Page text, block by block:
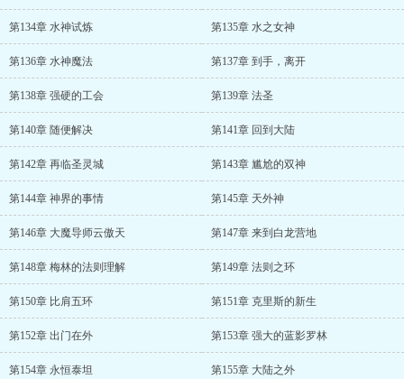
第134章 水神试炼 第135章 水之女神
第136章 水神魔法 第137章 到手，离开
第138章 强硬的工会 第139章 法圣
第140章 随便解决 第141章 回到大陆
第142章 再临圣灵城 第143章 尴尬的双神
第144章 神界的事情 第145章 天外神
第146章 大魔导师云傲天 第147章 来到白龙营地
第148章 梅林的法则理解 第149章 法则之环
第150章 比肩五环 第151章 克里斯的新生
第152章 出门在外 第153章 强大的蓝影罗林
第154章 永恒泰坦 第155章 大陆之外